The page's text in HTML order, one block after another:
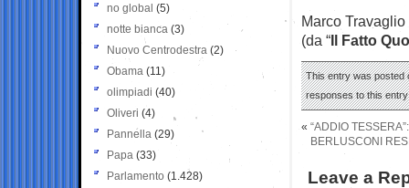
Marco Travaglio
(da “Il Fatto
This entry was posted
responses to this
« “ADDIO
BERLUSCONI
Leave a
no global (5)
notte bianca (3)
Nuovo Centrodestra (2)
Obama (11)
olimpiadi (40)
Oliveri (4)
Pannella (29)
Papa (33)
Parlamento (1.428)